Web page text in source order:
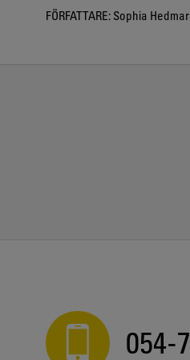
FÖRFATTARE: Sophia
054-